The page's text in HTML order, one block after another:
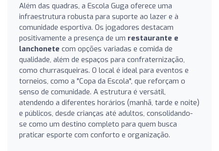
Além das quadras, a Escola Guga oferece uma
infraestrutura robusta para suporte ao lazer e à
comunidade esportiva. Os jogadores destacam
positivamente a presença de um restaurante e
lanchonete com opções variadas e comida de
qualidade, além de espaços para confraternização,
como churrasqueiras. O local é ideal para eventos e
torneios, como a "Copa da Escola", que reforçam o
senso de comunidade. A estrutura é versátil,
atendendo a diferentes horários (manhã, tarde e noite)
e públicos, desde crianças até adultos, consolidando-
se como um destino completo para quem busca
praticar esporte com conforto e organização.